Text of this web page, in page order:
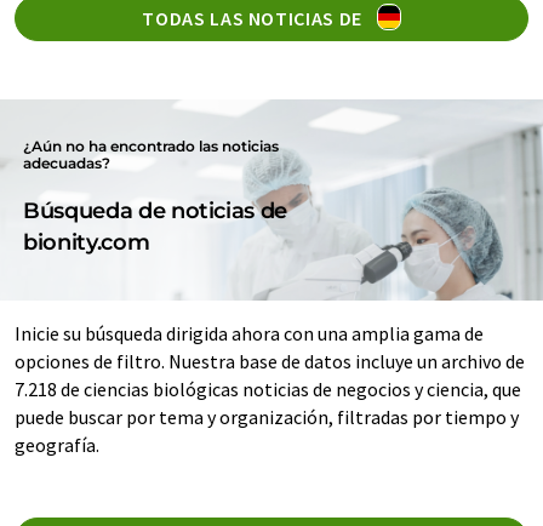
TODAS LAS NOTICIAS DE
¿Aún no ha encontrado las noticias
adecuadas?
Búsqueda de noticias de
bionity.com
Inicie su búsqueda dirigida ahora con una amplia gama de
opciones de filtro. Nuestra base de datos incluye un archivo de
7.218 de ciencias biológicas noticias de negocios y ciencia, que
puede buscar por tema y organización, filtradas por tiempo y
geografía.